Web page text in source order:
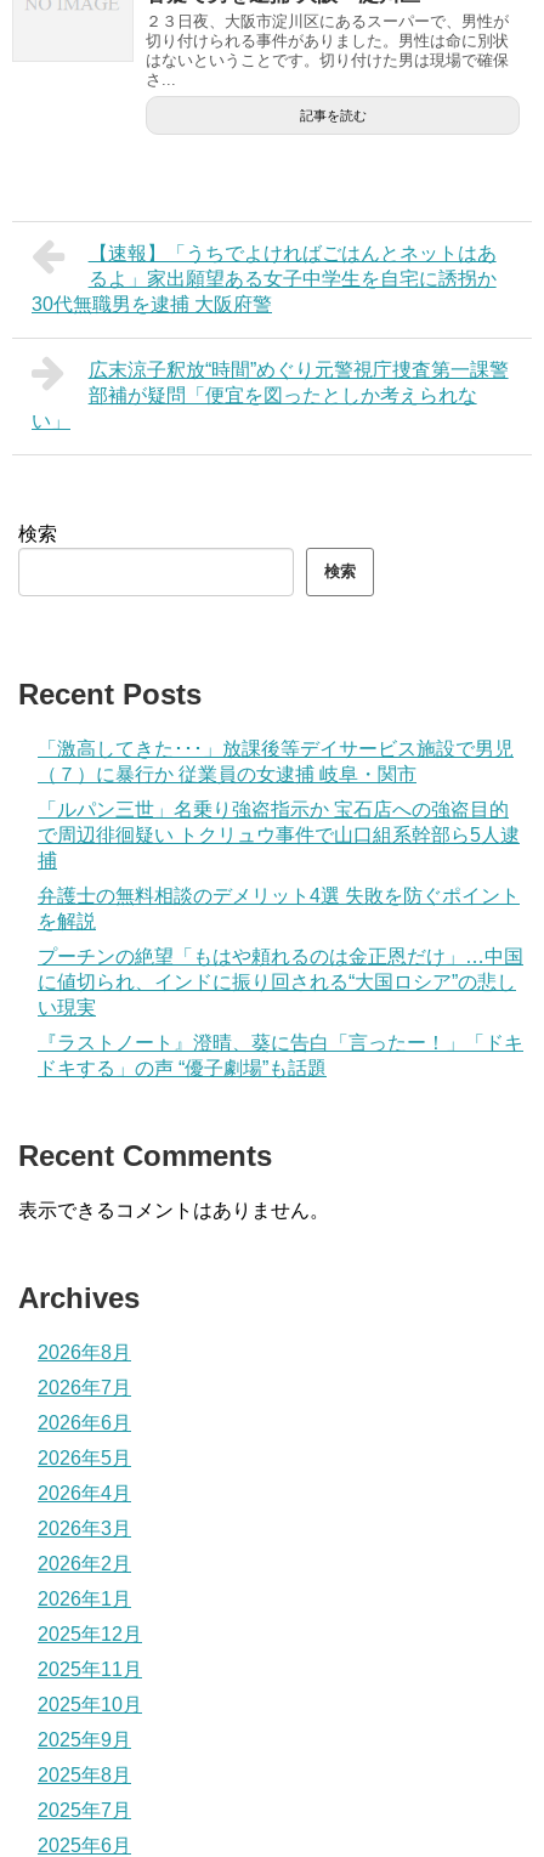
２３日夜、大阪市淀川区にあるスーパーで、男性が
切り付けられる事件がありました。男性は命に別状
はないということです。切り付けた男は現場で確保
さ...
記事を読む
【速報】「うちでよければごはんとネットはあ
るよ」家出願望ある女子中学生を自宅に誘拐か
30代無職男を逮捕 大阪府警
広末涼子釈放“時間”めぐり元警視庁捜査第一課警
部補が疑問「便宜を図ったとしか考えられな
い」
検索
検索
Recent Posts
「激高してきた･･･」放課後等デイサービス施設で男児
（７）に暴行か 従業員の女逮捕 岐阜・関市
「ルパン三世」名乗り強盗指示か 宝石店への強盗目的
で周辺徘徊疑い トクリュウ事件で山口組系幹部ら5人逮
捕
弁護士の無料相談のデメリット4選 失敗を防ぐポイント
を解説
プーチンの絶望「もはや頼れるのは金正恩だけ」…中国
に値切られ、インドに振り回される“大国ロシア”の悲し
い現実
『ラストノート』澄晴、葵に告白「言ったー！」「ドキ
ドキする」の声 “優子劇場”も話題
Recent Comments
表示できるコメントはありません。
Archives
2026年8月
2026年7月
2026年6月
2026年5月
2026年4月
2026年3月
2026年2月
2026年1月
2025年12月
2025年11月
2025年10月
2025年9月
2025年8月
2025年7月
2025年6月